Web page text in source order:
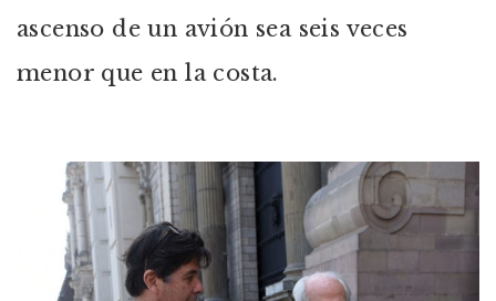
ascenso de un avión sea seis veces
menor que en la costa.